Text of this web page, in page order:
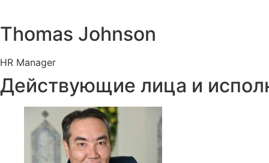
Thomas Johnson
HR Manager
Действующие лица и